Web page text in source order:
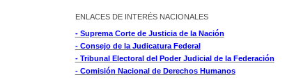
ENLACES DE INTERÉS NACIONALES
- Suprema Corte de Justicia de la Nación
- Consejo de la Judicatura Federal
- Tribunal Electoral del Poder Judicial de la Federación
- Comisión Nacional de Derechos Humanos